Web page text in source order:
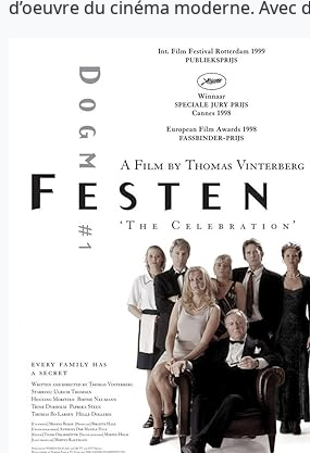
d’oeuvre du cinéma moderne. Avec